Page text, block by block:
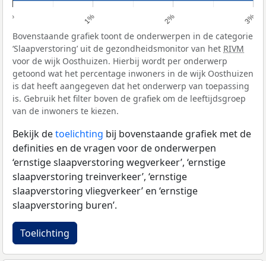
0% 1% 2% 3%
Bovenstaande grafiek toont de onderwerpen in de categorie
‘Slaapverstoring’ uit de gezondheidsmonitor van het RIVM
voor de wijk Oosthuizen. Hierbij wordt per onderwerp
getoond wat het percentage inwoners in de wijk Oosthuizen
is dat heeft aangegeven dat het onderwerp van toepassing
is. Gebruik het filter boven de grafiek om de leeftijdsgroep
van de inwoners te kiezen.
Bekijk detoelichting bij bovenstaande grafiek met de
definities en de vragen voor de onderwerpen
‘ernstige slaapverstoring wegverkeer’, ‘ernstige
slaapverstoring treinverkeer’, ‘ernstige
slaapverstoring vliegverkeer’ en ‘ernstige
slaapverstoring buren’.
Toelichting